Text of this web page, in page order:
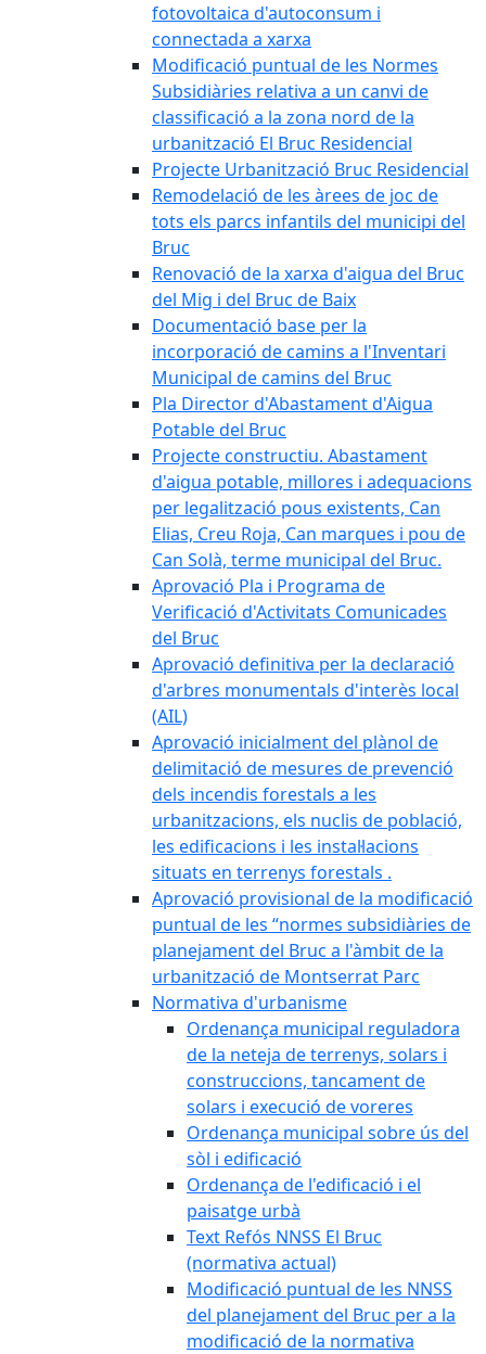
fotovoltaica d'autoconsum i
connectada a xarxa
Modificació puntual de les Normes
Subsidiàries relativa a un canvi de
classificació a la zona nord de la
urbanització El Bruc Residencial
Projecte Urbanització Bruc Residencial
Remodelació de les àrees de joc de
tots els parcs infantils del municipi del
Bruc
Renovació de la xarxa d'aigua del Bruc
del Mig i del Bruc de Baix
Documentació base per la
incorporació de camins a l'Inventari
Municipal de camins del Bruc
Pla Director d'Abastament d'Aigua
Potable del Bruc
Projecte constructiu. Abastament
d'aigua potable, millores i adequacions
per legalització pous existents, Can
Elias, Creu Roja, Can marques i pou de
Can Solà, terme municipal del Bruc.
Aprovació Pla i Programa de
Verificació d'Activitats Comunicades
del Bruc
Aprovació definitiva per la declaració
d'arbres monumentals d'interès local
(AIL)
Aprovació inicialment del plànol de
delimitació de mesures de prevenció
dels incendis forestals a les
urbanitzacions, els nuclis de població,
les edificacions i les instal·lacions
situats en terrenys forestals .
Aprovació provisional de la modificació
puntual de les “normes subsidiàries de
planejament del Bruc a l'àmbit de la
urbanització de Montserrat Parc
Normativa d'urbanisme
Ordenança municipal reguladora
de la neteja de terrenys, solars i
construccions, tancament de
solars i execució de voreres
Ordenança municipal sobre ús del
sòl i edificació
Ordenança de l'edificació i el
paisatge urbà
Text Refós NNSS El Bruc
(normativa actual)
Modificació puntual de les NNSS
del planejament del Bruc per a la
modificació de la normativa